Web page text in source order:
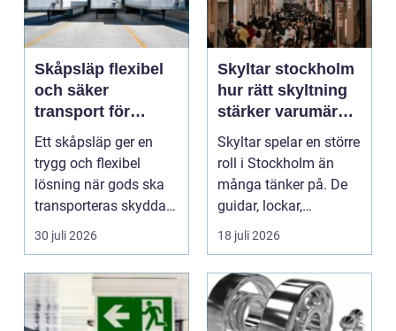
Skåpsläp flexibel
och säker
transport för
företag och
privatpersoner
Ett skåpsläp ger en
trygg och flexibel
lösning när gods ska
transporteras skyddat
mot väder, insyn o...
30 juli 2026
Skyltar stockholm
hur rätt skyltning
stärker varumärket
i stadsmiljön
Skyltar spelar en större
roll i Stockholm än
många tänker på. De
guidar, lockar,
inspirerar och skap...
18 juli 2026